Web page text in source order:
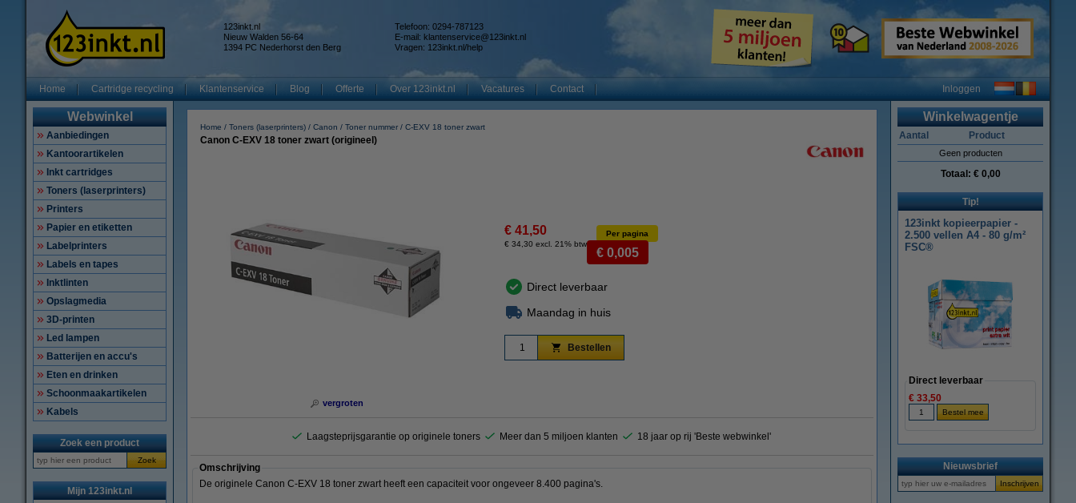
123inkt.nl
Nieuw Walden 56-64
1394 PC Nederhorst den Berg
Telefoon: 0294-787123
E-mail: klantenservice@123inkt.nl
Vragen: 123inkt.nl/help
Home Cartridge recycling Klantenservice Blog Offerte Over 123inkt.nl Vacatures Contact Inloggen
Webwinkel
Aanbiedingen
Kantoorartikelen
Inkt cartridges
Toners (laserprinters)
Printers
Papier en etiketten
Labelprinters
Labels en tapes
Inktlinten
Opslagmedia
3D-printen
Led lampen
Batterijen en accu's
Eten en drinken
Schoonmaakartikelen
Kabels
Zoek een product
Zoek
Mijn 123inkt.nl
Home Toners (laserprinters) Canon Toner nummer C-EXV 18 toner zwart
Canon C-EXV 18 toner zwart (origineel)
vergroten
€ 41,50
€ 34,30 excl. 21% btw
Per pagina
€ 0,005
Direct leverbaar
Maandag in huis
Bestellen
Laagsteprijsgarantie op originele toners Meer dan 5 miljoen klanten 18 jaar op rij 'Beste webwinkel'
Omschrijving
De originele Canon C-EXV 18 toner zwart heeft een capaciteit voor ongeveer 8.400 pagina's.
Winkelwagentje
Aantal Product
Geen producten
Totaal: € 0,00
Tip!
123inkt kopieerpapier -
2.500 vellen A4 - 80 g/m²
FSC®
Direct leverbaar
€ 33,50
Nieuwsbrief